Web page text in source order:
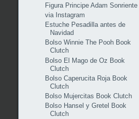
Figura Principe Adam Sonriente
via Instagram
Estuche Pesadilla antes de
Navidad
Bolso Winnie The Pooh Book
Clutch
Bolso El Mago de Oz Book
Clutch
Bolso Caperucita Roja Book
Clutch
Bolso Mujercitas Book Clutch
Bolso Hansel y Gretel Book
Clutch